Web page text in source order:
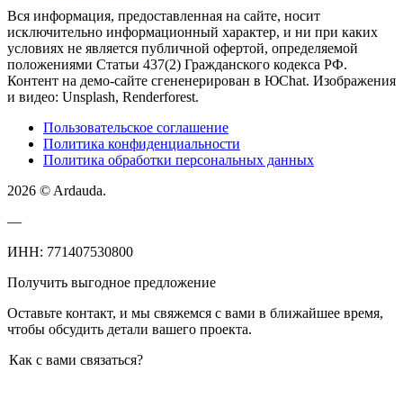
Вся информация, предоставленная на сайте, носит
исключительно информационный характер, и ни при каких
условиях не является публичной офертой, определяемой
положениями Статьи 437(2) Гражданского кодекса РФ.
Контент на демо-сайте сгененерирован в ЮChat. Изображения
и видео: Unsplash, Renderforest.
Пользовательское соглашение
Политика конфиденциальности
Политика обработки персональных данных
2026 © Ardauda.
—
ИНН: 771407530800
Получить выгодное предложение
Оставьте контакт, и мы свяжемся с вами в ближайшее время,
чтобы обсудить детали вашего проекта.
Как с вами связаться?